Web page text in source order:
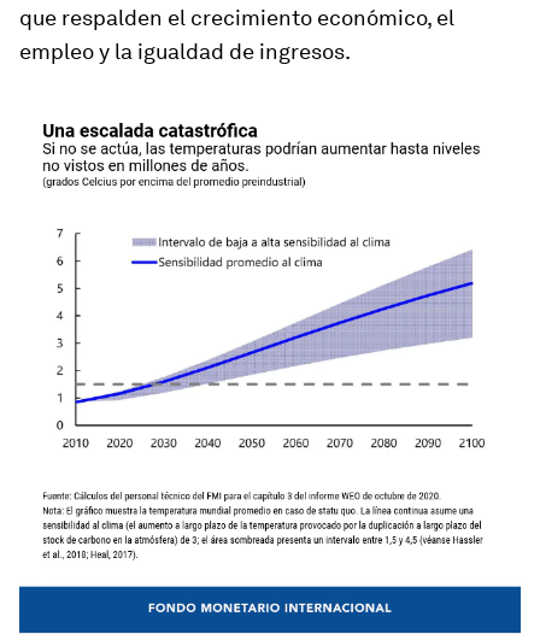
que respalden el crecimiento económico, el
empleo y la igualdad de ingresos.